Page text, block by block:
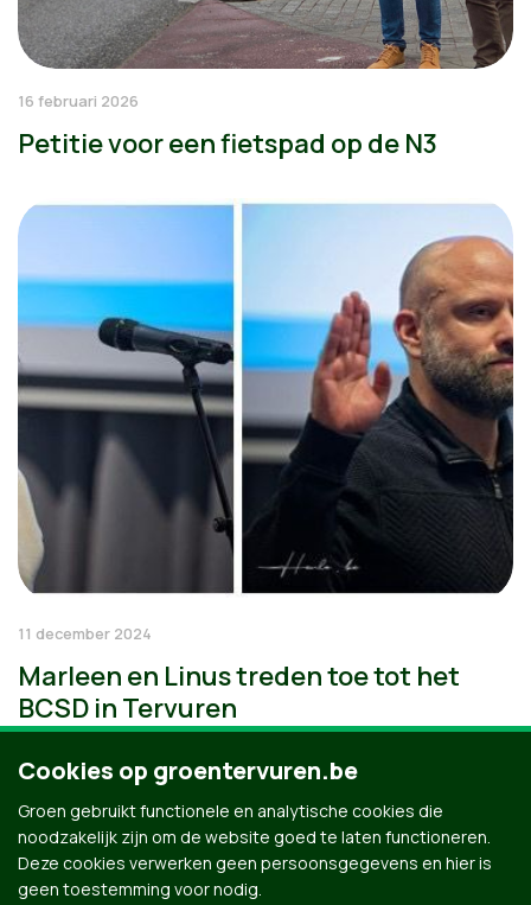
16 februari 2026
Petitie voor een fietspad op de N3
11 december 2024
Marleen en Linus treden toe tot het
BCSD in Tervuren
Cookies op groentervuren.be
Groen gebruikt functionele en analytische cookies die
noodzakelijk zijn om de website goed te laten functioneren.
Deze cookies verwerken geen persoonsgegevens en hier is
geen toestemming voor nodig.